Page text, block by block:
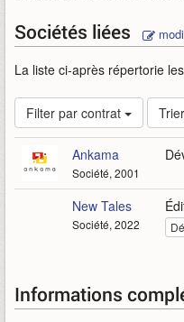
Sociétés liées
La liste ci-après répertorie
Filter par contrat
Ankama
Société, 2001
New Tales
Société, 2022
Informations